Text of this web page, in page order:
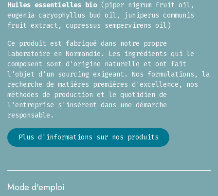
Huiles essentielles bio(piper nigrum fruit oil,
eugenia caryophyllus bud oil, juniperus communis
fruit extract, cupressus sempervirens oil)
Ce produit est fabriqué dans notre propre
laboratoire en Normandie. Les ingrédients qui le
composent sont d'origine naturelle et ont fait
l'objet d'un sourcing exigeant. Nos formulations, la
recherche de matières premières d'excellence, nos
méthodes de production et le quotidien de
l'entreprise s'insèrent dans une démarche
responsable.
Plus d'informations sur nos produits​​​​
Mode d'emploi